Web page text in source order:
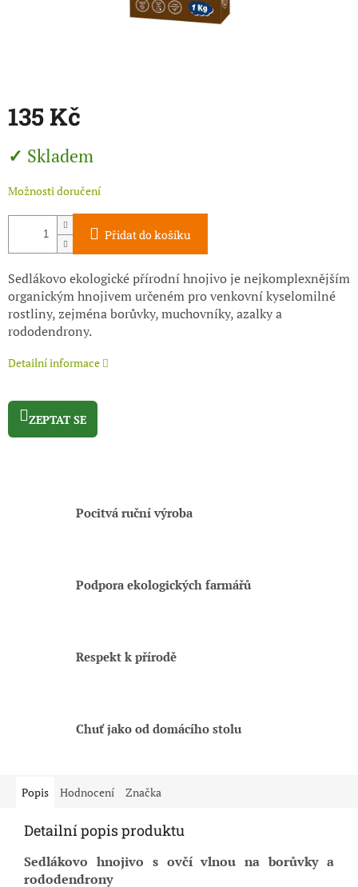
135 Kč
cena:Skladem
Možnosti doručení
Přidat do košíku
Sedlákovo ekologické přírodní hnojivo je nejkomplexnějším
organickým hnojivem určeném pro venkovní kyselomilné
rostliny, zejména borůvky, muchovníky, azalky a
rododendrony.
Detailní informace
ZEPTAT SE
Pocitvá ruční výroba
Podpora ekologických farmářů
Respekt k přírodě
Chuť jako od domácího stolu
Popis Hodnocení Značka
Detailní popis produktu
Sedlákovo hnojivo s ovčí vlnou na borůvky a
rododendrony